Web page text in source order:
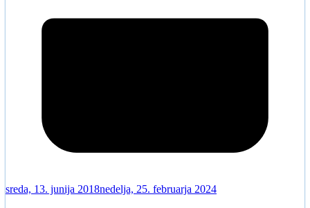
sreda, 13. junija 2018nedelja, 25. februarja 2024